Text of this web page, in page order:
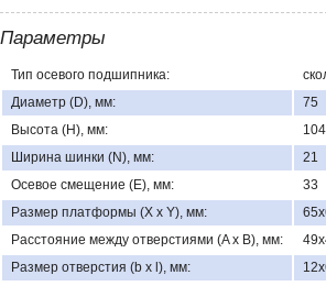
Параметры
Тип осевого подшипника:
Диаметр (D), мм:
75
Высота (H), мм:
104
Ширина шинки (N), мм:
21
Осевое смещение (E), мм:
33
Размер платформы (X x Y), мм:
Расстояние между отверстиями (A x B), мм:
Размер отверстия (b x l), мм: